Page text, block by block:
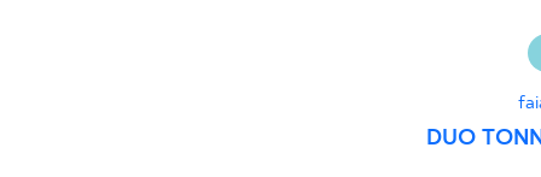
DUO